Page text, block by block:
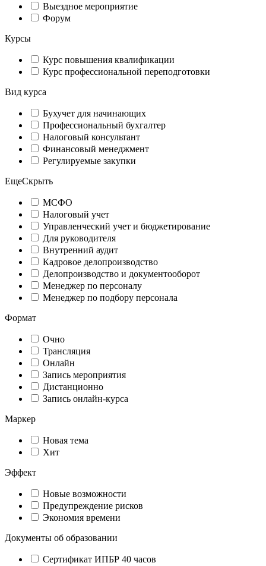
Выездное мероприятие
Форум
Курсы
Курс повышения квалификации
Курс профессиональной переподготовки
Вид курса
Бухучет для начинающих
Профессиональный бухгалтер
Налоговый консультант
Финансовый менеджмент
Регулируемые закупки
ЕщеСкрыть
МСФО
Налоговый учет
Управленческий учет и бюджетирование
Для руководителя
Внутренний аудит
Кадровое делопроизводство
Делопроизводство и документооборот
Менеджер по персоналу
Менеджер по подбору персонала
Формат
Очно
Трансляция
Онлайн
Запись мероприятия
Дистанционно
Запись онлайн-курса
Маркер
Новая тема
Хит
Эффект
Новые возможности
Предупреждение рисков
Экономия времени
Документы об образовании
Сертификат ИПБР 40 часов